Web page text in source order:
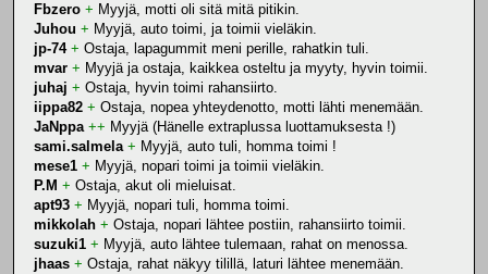
Fbzero + Myyjä, motti oli sitä mitä pitikin.
Juhou + Myyjä, auto toimi, ja toimii vieläkin.
jp-74 + Ostaja, lapagummit meni perille, rahatkin tuli.
mvar + Myyjä ja ostaja, kaikkea osteltu ja myyty, hyvin toimii.
juhaj + Ostaja, hyvin toimi rahansiirto.
iippa82 + Ostaja, nopea yhteydenotto, motti lähti menemään.
JaNppa ++ Myyjä (Hänelle extraplussa luottamuksesta !)
sami.salmela + Myyjä, auto tuli, homma toimi !
mese1 + Myyjä, nopari toimi ja toimii vieläkin.
P.M + Ostaja, akut oli mieluisat.
apt93 + Myyjä, nopari tuli, homma toimi.
mikkolah + Ostaja, nopari lähtee postiin, rahansiirto toimii.
suzuki1 + Myyjä, auto lähtee tulemaan, rahat on menossa.
jhaas + Ostaja, rahat näkyy tilillä, laturi lähtee menemään.